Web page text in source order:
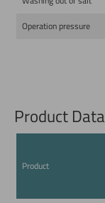
Operation pressure
Product Data
Product